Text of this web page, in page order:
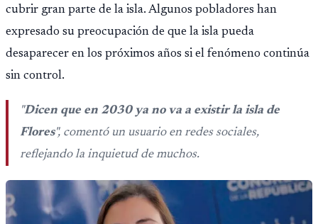
cubrir gran parte de la isla. Algunos pobladores han
expresado su preocupación de que la isla pueda
desaparecer en los próximos años si el fenómeno continúa
sin control.
"Dicen que en 2030 ya no va a existir la isla de
Flores", comentó un usuario en redes sociales,
reflejando la inquietud de muchos.